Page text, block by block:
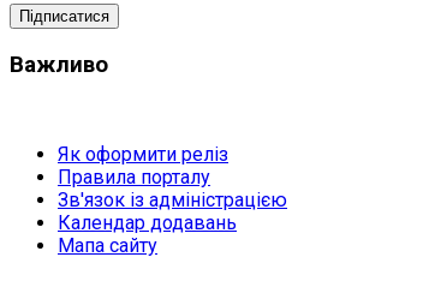
Важливо
Як оформити реліз
Правила порталу
Зв'язок із адміністрацією
Календар додавань
Мапа сайту